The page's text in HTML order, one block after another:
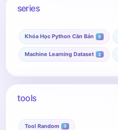
series
Khóa Học Python Căn Bản 5
Machine Learning Dataset 2
tools
Tool Random 3